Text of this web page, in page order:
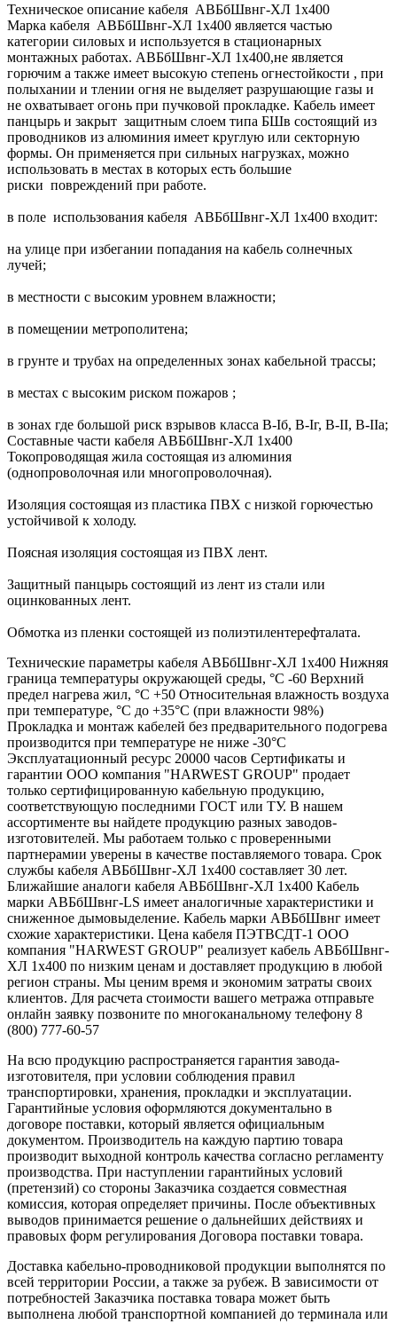
Техническое описание кабеля АВБбШвнг-ХЛ 1х400
Марка кабеля АВБбШвнг-ХЛ 1х400 является частью
категории силовых и используется в стационарных
монтажных работах. АВБбШвнг-ХЛ 1х400,не является
горючим а также имеет высокую степень огнестойкости , при
полыхании и тлении огня не выделяет разрушающие газы и
не охватывает огонь при пучковой прокладке. Кабель имеет
панцырь и закрыт защитным слоем типа БШв состоящий из
проводников из алюминия имеет круглую или секторную
формы. Он применяется при сильных нагрузках, можно
использовать в местах в которых есть большие
риски повреждений при работе.
в поле использования кабеля АВБбШвнг-ХЛ 1х400 входит:
на улице при избегании попадания на кабель солнечных
лучей;
в местности с высоким уровнем влажности;
в помещении метрополитена;
в грунте и трубах на определенных зонах кабельной трассы;
в местах с высоким риском пожаров ;
в зонах где большой риск взрывов класса B-Iб, B-Iг, В-II, В-IIа;
Составные части кабеля АВБбШвнг-ХЛ 1х400
Токопроводящая жила состоящая из алюминия
(однопроволочная или многопроволочная).
Изоляция состоящая из пластика ПВХ с низкой горючестью
устойчивой к холоду.
Поясная изоляция состоящая из ПВХ лент.
Защитный панцырь состоящий из лент из стали или
оцинкованных лент.
Обмотка из пленки состоящей из полиэтилентерефталата.
Технические параметры кабеля АВБбШвнг-ХЛ 1х400 Нижняя
граница температуры окружающей среды, °С -60 Верхний
предел нагрева жил, °С +50 Относительная влажность воздуха
при температуре, °С до +35°С (при влажности 98%)
Прокладка и монтаж кабелей без предварительного подогрева
производится при температуре не ниже -30°С
Эксплуатационный ресурс 20000 часов Сертификаты и
гарантии ООО компания "HARWEST GROUP" продает
только сертифицированную кабельную продукцию,
соответствующую последними ГОСТ или ТУ. В нашем
ассортименте вы найдете продукцию разных заводов-
изготовителей. Мы работаем только с проверенными
партнерамии уверены в качестве поставляемого товара. Срок
службы кабеля АВБбШвнг-ХЛ 1х400 составляет 30 лет.
Ближайшие аналоги кабеля АВБбШвнг-ХЛ 1х400 Кабель
марки АВБбШвнг-LS имеет аналогичные характеристики и
сниженное дымовыделение. Кабель марки АВБбШвнг имеет
схожие характеристики. Цена кабеля ПЭТВСДТ-1 ООО
компания "HARWEST GROUP" реализует кабель АВБбШвнг-
ХЛ 1х400 по низким ценам и доставляет продукцию в любой
регион страны. Мы ценим время и экономим затраты своих
клиентов. Для расчета стоимости вашего метража отправьте
онлайн заявку позвоните по многоканальному телефону 8
(800) 777-60-57
На всю продукцию распространяется гарантия завода-
изготовителя, при условии соблюдения правил
транспортировки, хранения, прокладки и эксплуатации.
Гарантийные условия оформляются документально в
договоре поставки, который является официальным
документом. Производитель на каждую партию товара
производит выходной контроль качества согласно регламенту
производства. При наступлении гарантийных условий
(претензий) со стороны Заказчика создается совместная
комиссия, которая определяет причины. После объективных
выводов принимается решение о дальнейших действиях и
правовых форм регулирования Договора поставки товара.
Доставка кабельно-проводниковой продукции выполнятся по
всей территории России, а также за рубеж. В зависимости от
потребностей Заказчика поставка товара может быть
выполнена любой транспортной компанией до терминала или